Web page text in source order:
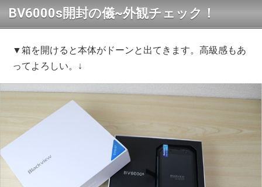
BV6000s開封の儀~外観チェック！
▼箱を開けると本体がドーンと出てきます。高級感もあ
ってよろしい。↓